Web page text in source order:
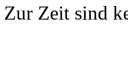
Zur Zeit sind